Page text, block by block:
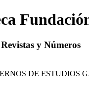
y Números
DE ESTUDIOS